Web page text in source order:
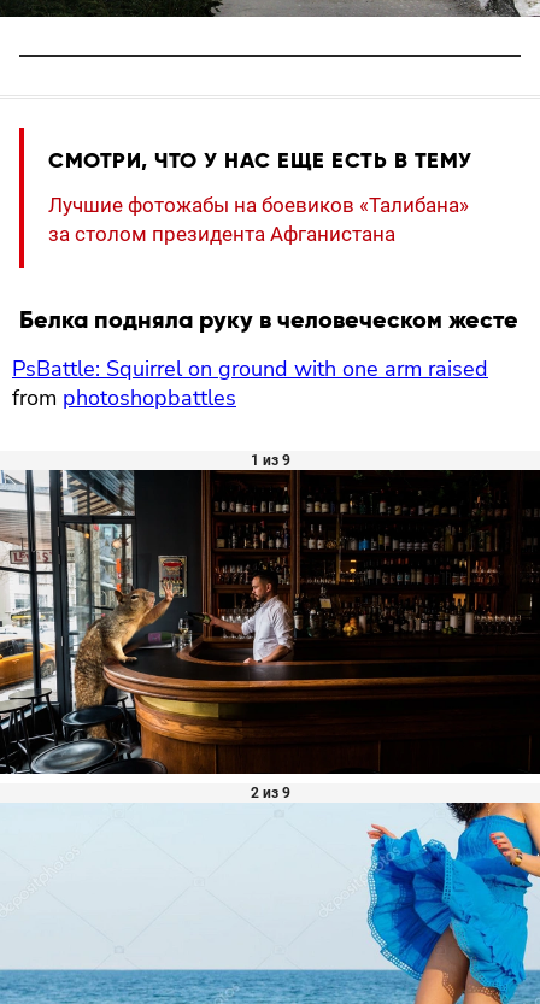
СМОТРИ, ЧТО У НАС ЕЩЕ ЕСТЬ В ТЕМУ
Лучшие фотожабы на боевиков «Талибана»
за столом президента Афганистана
Белка подняла руку в человеческом жесте
PsBattle: Squirrel on ground with one arm raised
from photoshopbattles
1 из 9
2 из 9